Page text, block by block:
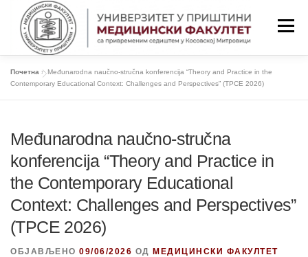
Скочи
садржај
ПОЧЕТНА ФАКУЛТЕТ СТУДИЈЕ
НАСТАВА СТУДЕНТИ
НАСТАВНИЦИ ОБАВЕШТЕЊА
КОНТАКТ
Почетна »Međunarodna naučno-stručna konferencija “Theory and Practice in the
Contemporary Educational Context: Challenges and Perspectives” (TPCE 2026)
Međunarodna naučno-stručna
konferencija “Theory and Practice in
the Contemporary Educational
Context: Challenges and Perspectives”
(TPCE 2026)
ОБЈАВЉЕНО 09/06/2026 ОД МЕДИЦИНСКИ ФАКУЛТЕТ